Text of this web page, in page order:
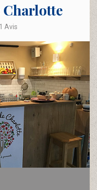
Charlotte
1 Avis